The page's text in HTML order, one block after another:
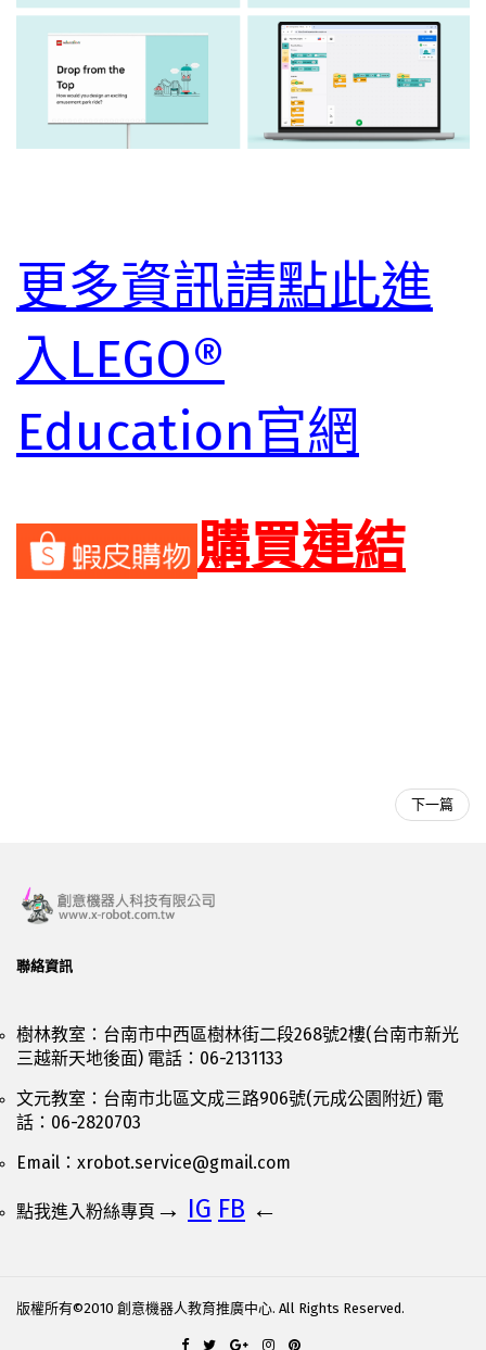
更多資訊請點此進
入LEGO®
Education官網
購買連結
下一篇
聯絡資訊
樹林教室：台南市中西區樹林街二段268號2樓(台南市新光
三越新天地後面) 電話：06-2131133
文元教室：台南市北區文成三路906號(元成公園附近) 電
話：06-2820703
Email： xrobot.service@gmail.com
點我進入粉絲專頁 → IG FB ←
版權所有©2010 創意機器人教育推廣中心. All Rights Reserved.